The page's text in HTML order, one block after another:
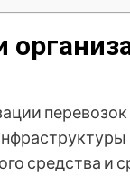
средства и